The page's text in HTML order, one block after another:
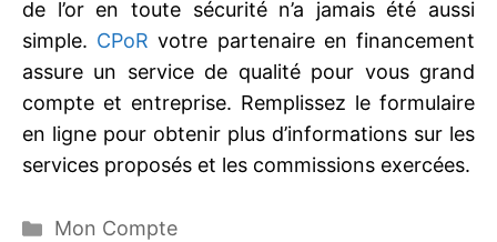
de l’or en toute sécurité n’a jamais été aussi
simple. CPoR votre partenaire en financement
assure un service de qualité pour vous grand
compte et entreprise. Remplissez le formulaire
en ligne pour obtenir plus d’informations sur les
services proposés et les commissions exercées.
Catégories
Mon Compte